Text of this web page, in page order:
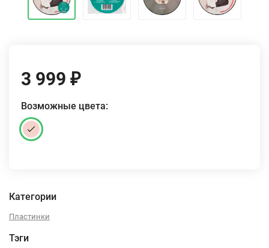
3 999 ₽
Возможные цвета:
Категории
Пластинки
Тэги